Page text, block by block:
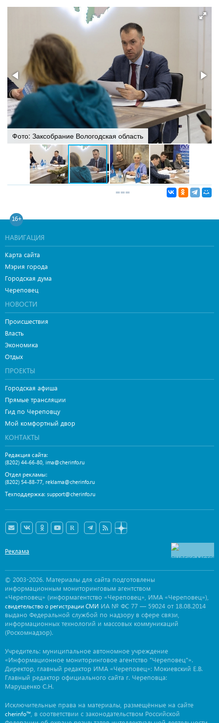
Фото: Заксобрание Вологодская область
16+
НАВИГАЦИЯ
Карта сайта
Мэрия города
Городская дума
Череповец
НОВОСТИ
Происшествия
Власть
Экономика
Отдых
ПРОЕКТЫ
Городская афиша
Прямые трансляции
Гид по Череповцу
Мой комфортный двор
КОНТАКТЫ
Редакция сайта:
(8202) 44-66-80, ima@cherinfo.ru
Отдел рекламы:
(8202) 54-88-77, reklama@cherinfo.ru
Техподдержка: support@cherinfo.ru
Реклама
© 2003-2026. Материалы для сайта подготовлены
информационным мониторинговым агентством
«Череповец» (информагентство «Череповец», ИМА «Череповец»),
свидетельство о регистрации СМИ ИА № ФС 77 — 59024 от 18.08.2014
выдано Федеральной службой по надзору в сфере связи,
информационных технологий и массовых коммуникаций
(Роскомнадзор).
Учредитель: муниципальное автономное учреждение
«Информационное мониторинговое агентство "Череповец"».
Директор, главный редактор ИМА «Череповец»: Мокиевский Е.В.
Главный редактор официального сайта г. Череповца:
Марущенко С.Н.
Исключительные права на материалы, размещённые на сайте
cherinfo™ , в соответствии с законодательством Российской